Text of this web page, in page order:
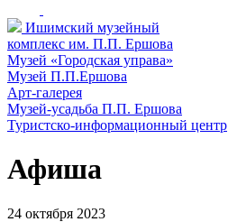
Ишимский музейный
комплекс им. П.П. Ершова
Музей «Городская управа»
Музей П.П.Ершова
Арт-галерея
Музей-усадьба П.П. Ершова
Туристско-информационный центр
Афиша
24 октября 2023